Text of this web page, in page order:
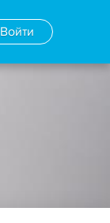
Войти